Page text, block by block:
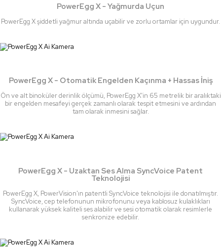
PowerEgg X - Yağmurda Uçun
PowerEgg X şiddetli yağmur altında uçabilir ve zorlu ortamlar için uygundur.
PowerEgg X - Otomatik Engelden Kaçınma + Hassas İniş
Ön ve alt binoküler derinlik ölçümü, PowerEgg X'in 65 metrelik bir aralıktaki
bir engelden mesafeyi gerçek zamanlı olarak tespit etmesini ve ardından
tam olarak inmesini sağlar.
PowerEgg X - Uzaktan Ses Alma SyncVoice Patent
Teknolojisi
PowerEgg X, PowerVision'ın patentli SyncVoice teknolojisi ile donatılmıştır.
SyncVoice, cep telefonunun mikrofonunu veya kablosuz kulaklıkları
kullanarak yüksek kaliteli ses alabilir ve sesi otomatik olarak resimlerle
senkronize edebilir.